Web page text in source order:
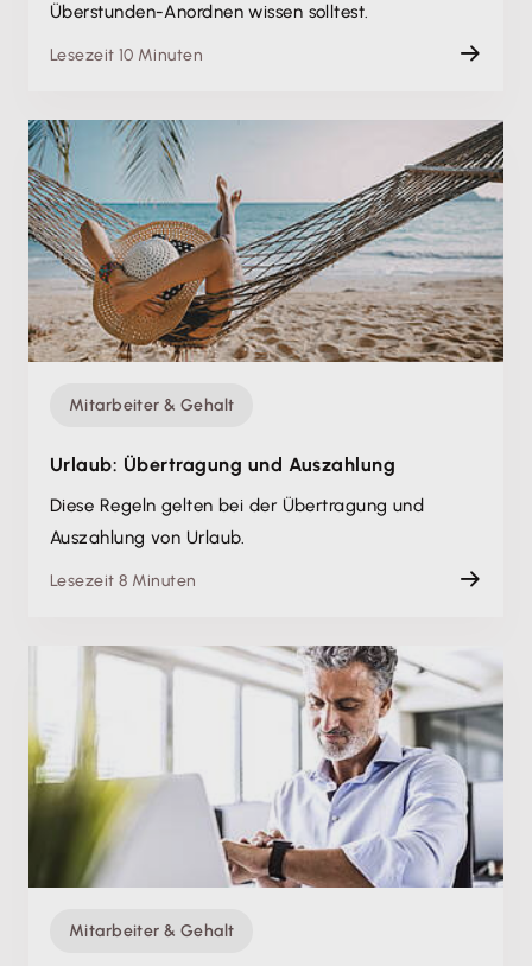
Überstunden-Anordnen wissen solltest.
Lesezeit 10 Minuten
Mitarbeiter & Gehalt
Urlaub: Übertragung und Auszahlung
Diese Regeln gelten bei der Übertragung und
Auszahlung von Urlaub.
Lesezeit 8 Minuten
Mitarbeiter & Gehalt